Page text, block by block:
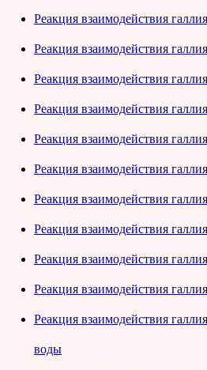
Реакция взаимодействия
Реакция взаимодействия
Реакция взаимодействия
Реакция взаимодействия
Реакция взаимодействия
Реакция взаимодействия
Реакция взаимодействия
Реакция взаимодействия
Реакция взаимодействия
Реакция взаимодействия
Реакция взаимодействия
воды